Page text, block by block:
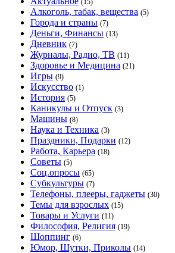
(15)
Алкоголь, табак, вещества (5)
Города и страны (7)
Деньги, Финансы (13)
Дневник (7)
Журналы, Радио, ТВ (11)
Здоровье и Медицина (21)
Игры (9)
Искусство (1)
История (5)
Каникулы и Отпуск (3)
Машины (8)
Наука и Техника (3)
Праздники, Подарки (12)
Работа, Карьера (18)
Советы (5)
Соц.опросы (65)
Субкультуры (7)
Телефоны, плееры, гаджеты (30)
Темы для взрослых (15)
Товары и Услуги (11)
Философия, Религия (19)
Шоппинг (6)
Юмор, Шутки, Приколы (14)